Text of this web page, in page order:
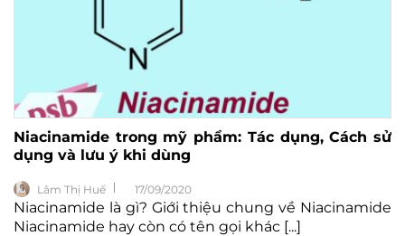
Niacinamide trong mỹ phẩm: Tác dụng, Cách sử
dụng và lưu ý khi dùng
Lâm Thị Huế 17/09/2020
Niacinamide là gì? Giới thiệu chung về Niacinamide
Niacinamide hay còn có tên gọi khác [...]